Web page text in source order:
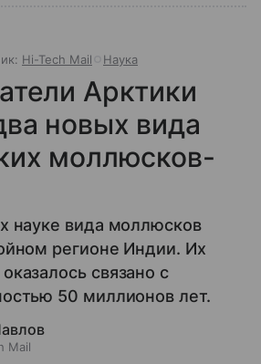
Hi-Tech Mail Наука
Арктики
новых вида
моллюсков-
науке вида моллюсков
регионе Индии. Их
связано с
50 миллионов лет.
Mail